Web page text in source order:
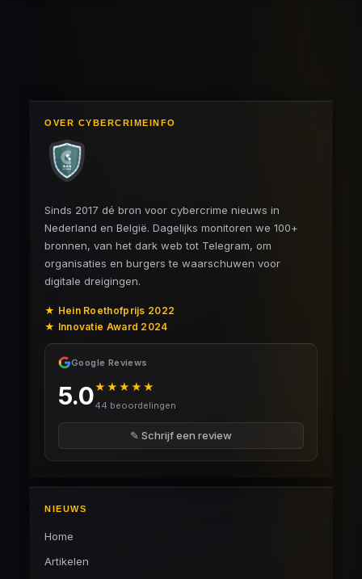
OVER CYBERCRIMEINFO
Sinds 2017 dé bron voor cybercrime nieuws in
Nederland en België. Dagelijks monitoren we 100+
bronnen, van het dark web tot Telegram, om
organisaties en burgers te waarschuwen voor
digitale dreigingen.
★ Hein Roethofprijs 2022
★ Innovatie Award 2024
Google Reviews
5.0★★★★★
44 beoordelingen
✎ Schrijf een review
NIEUWS
Home
Artikelen